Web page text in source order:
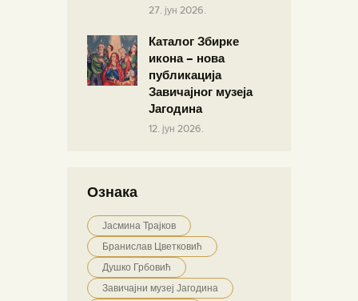
27. јун 2026.
Каталог Збирке
икона – нова
публикација
Завичајног музеја
Јагодина
12. јун 2026.
Ознака
Јасмина Трајков
Бранислав Цветковић
Душко Грбовић
Завичајни музеј Јагодина